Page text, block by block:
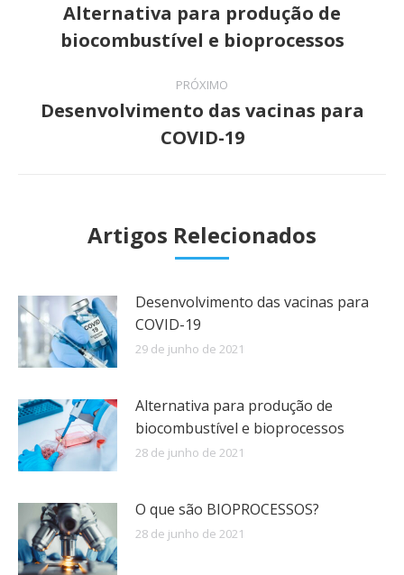
post:
Post
anterior:
Alternativa para produção de
biocombustível e bioprocessos
PRÓXIMO
post:
Desenvolvimento das vacinas para
COVID-19
Artigos Relecionados
Desenvolvimento das vacinas para
COVID-19
29 de junho de 2021
Alternativa para produção de
biocombustível e bioprocessos
28 de junho de 2021
O que são BIOPROCESSOS?
28 de junho de 2021